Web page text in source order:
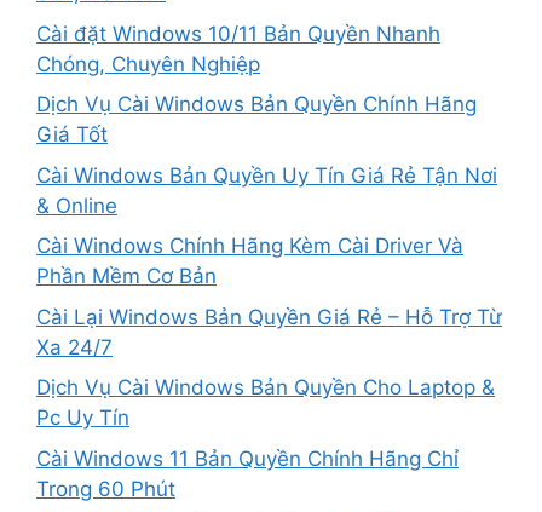
Cài đặt Windows 10/11 Bản Quyền Nhanh
Chóng, Chuyên Nghiệp
Dịch Vụ Cài Windows Bản Quyền Chính Hãng
Giá Tốt
Cài Windows Bản Quyền Uy Tín Giá Rẻ Tận Nơi
& Online
Cài Windows Chính Hãng Kèm Cài Driver Và
Phần Mềm Cơ Bản
Cài Lại Windows Bản Quyền Giá Rẻ – Hỗ Trợ Từ
Xa 24/7
Dịch Vụ Cài Windows Bản Quyền Cho Laptop &
Pc Uy Tín
Cài Windows 11 Bản Quyền Chính Hãng Chỉ
Trong 60 Phút